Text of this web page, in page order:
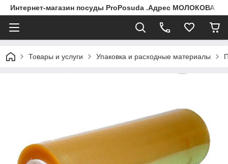
Интернет-магазин посуды ProPosuda .Адрес МОЛОКОВА
Товары и услуги Упаковка и расходные материалы